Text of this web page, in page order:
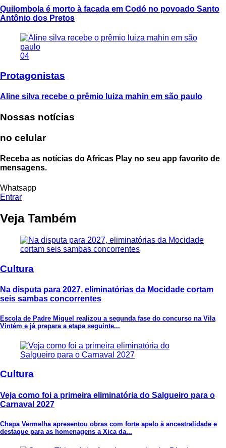
Quilombola é morto à facada em Codó no povoado Santo
Antônio dos Pretos
04
Protagonistas
Aline silva recebe o prêmio luiza mahin em são paulo
Nossas notícias
no celular
Receba as notícias do Africas Play no seu app favorito de
mensagens.
Whatsapp
Entrar
Veja Também
Cultura
Na disputa para 2027, eliminatórias da Mocidade cortam
seis sambas concorrentes
Escola de Padre Miguel realizou a segunda fase do concurso na Vila
Vintém e já prepara a etapa seguinte...
Cultura
Veja como foi a primeira eliminatória do Salgueiro para o
Carnaval 2027
Chapa Vermelha apresentou obras com forte apelo à ancestralidade e
destaque para as homenagens a Xica da...